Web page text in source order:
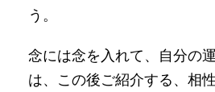
う。
念には念を入れて、自分の
は、この後ご紹介する、相